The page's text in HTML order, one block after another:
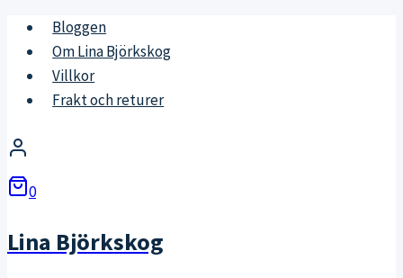
Skip
content
Bloggen
Om Lina Björkskog
Villkor
Frakt och returer
0
Lina Björkskog